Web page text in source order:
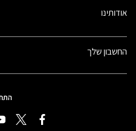
אודותינו
החשבון שלך